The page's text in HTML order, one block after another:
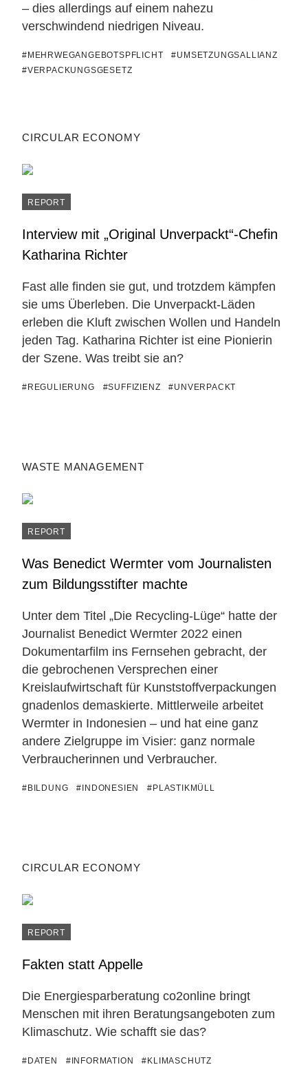
– dies allerdings auf einem nahezu
verschwindend niedrigen Niveau.
#MEHRWEGANGEBOTSPFLICHT
#UMSETZUNGSALLIANZ
#VERPACKUNGSGESETZ
CIRCULAR ECONOMY
REPORT
Interview mit „Original Unverpackt“-Chefin
Katharina Richter
Fast alle finden sie gut, und trotzdem kämpfen
sie ums Überleben. Die Unverpackt-Läden
erleben die Kluft zwischen Wollen und Handeln
jeden Tag. Katharina Richter ist eine Pionierin
der Szene. Was treibt sie an?
#REGULIERUNG #SUFFIZIENZ #UNVERPACKT
WASTE MANAGEMENT
REPORT
Was Benedict Wermter vom Journalisten
zum Bildungsstifter machte
Unter dem Titel „Die Recycling-Lüge“ hatte der
Journalist Benedict Wermter 2022 einen
Dokumentarfilm ins Fernsehen gebracht, der
die gebrochenen Versprechen einer
Kreislaufwirtschaft für Kunststoffverpackungen
gnadenlos demaskierte. Mittlerweile arbeitet
Wermter in Indonesien – und hat eine ganz
andere Zielgruppe im Visier: ganz normale
Verbraucherinnen und Verbraucher.
#BILDUNG #INDONESIEN #PLASTIKMÜLL
CIRCULAR ECONOMY
REPORT
Fakten statt Appelle
Die Energiesparberatung co2online bringt
Menschen mit ihren Beratungsangeboten zum
Klimaschutz. Wie schafft sie das?
#DATEN #INFORMATION #KLIMASCHUTZ